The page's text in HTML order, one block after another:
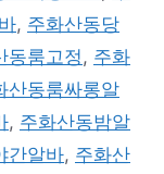
, 주화산동당
동룸고정 , 주화
산동룸싸롱알
, 주화산동밤알
간알바, 주화산